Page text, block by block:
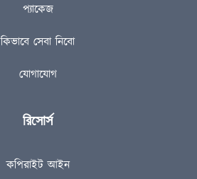
প্যাকেজ
কিভাবে সেবা নিবো
যোগাযোগ
রিসোর্স
কপিরাইট আইন